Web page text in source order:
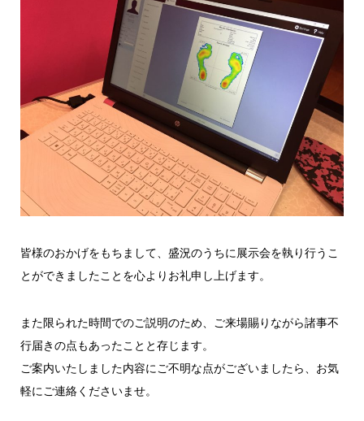
皆様のおかげをもちまして、盛況のうちに展示会を執り行うこ
とができましたことを心よりお礼申し上げます。
また限られた時間でのご説明のため、ご来場賜りながら諸事不
行届きの点もあったことと存じます。
ご案内いたしました内容にご不明な点がございましたら、お気
軽にご連絡くださいませ。